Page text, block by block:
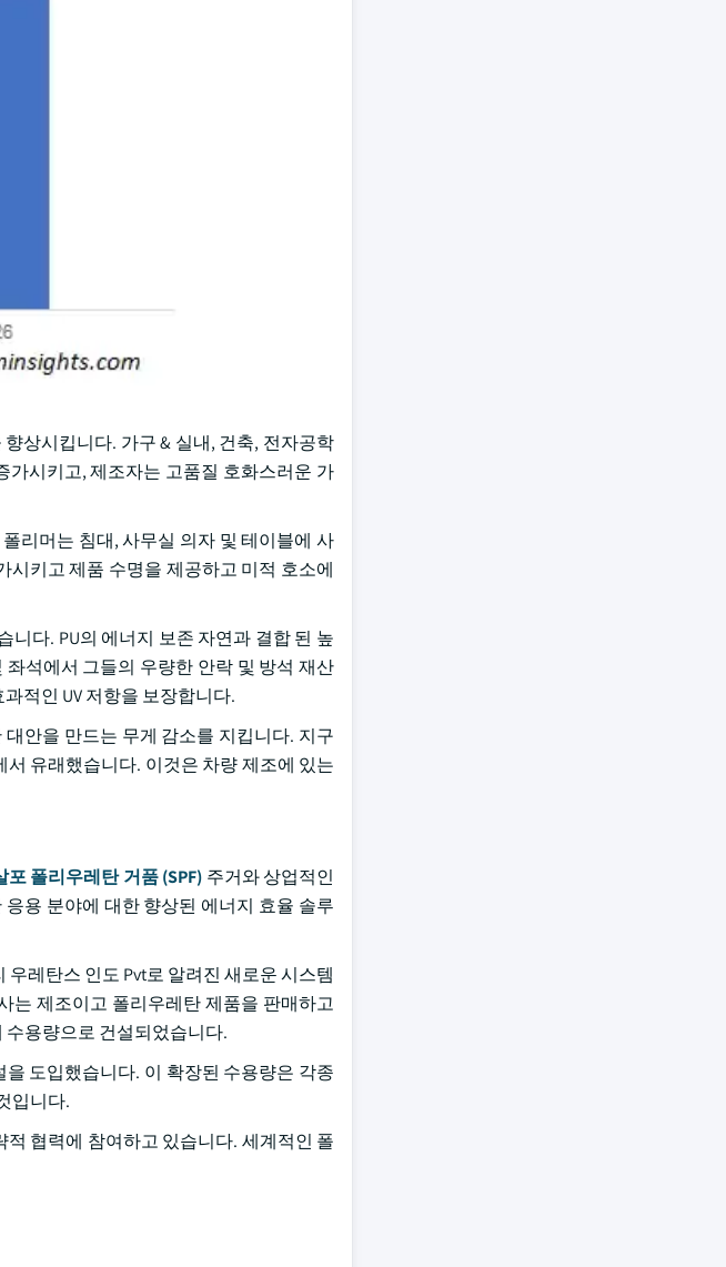
상시킵니다. 가구 & 실내, 건축, 전자공학
가시키고, 제조자는 고품질 호화스러운 가
리머는 침대, 사무실 의자 및 테이블에 사
키고 제품 수명을 제공하고 미적 호소에
니다. PU의 에너지 보존 자연과 결합 된 높
석에서 그들의 우량한 안락 및 방석 재산
적인 UV 저항을 보장합니다.
안을 만드는 무게 감소를 지킵니다. 지구
유래했습니다. 이것은 차량 제조에 있는
포 폴리우레탄 거품 (SPF) 주거와 상업적인
용 분야에 대한 향상된 에너지 효율 솔루
우레탄스 인도 Pvt로 알려진 새로운 시스템
는 제조이고 폴리우레탄 제품을 판매하고
수용량으로 건설되었습니다.
을 도입했습니다. 이 확장된 수용량은 각종
입니다.
협력에 참여하고 있습니다. 세계적인 폴